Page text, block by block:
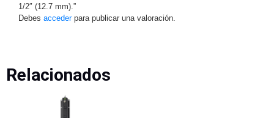
-
PinholeProfesionales
/ 4G /
Inalámbricas
Cámaras
y DVRs
1/2″ (12.7 mm).”
Debes accederpara publicar una valoración.
Relacionados